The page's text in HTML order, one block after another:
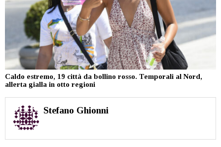
Caldo estremo, 19 città da bollino rosso. Temporali al Nord,
allerta gialla in otto regioni
Stefano Ghionni